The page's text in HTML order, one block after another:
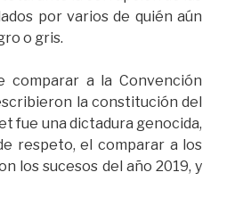
por varios de quién aún
o gris.
comparar a la Convención
la constitución del
fue una dictadura genocida,
respeto, el comparar a los
los sucesos del año 2019, y